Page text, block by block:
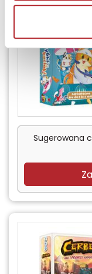
Sugerowana